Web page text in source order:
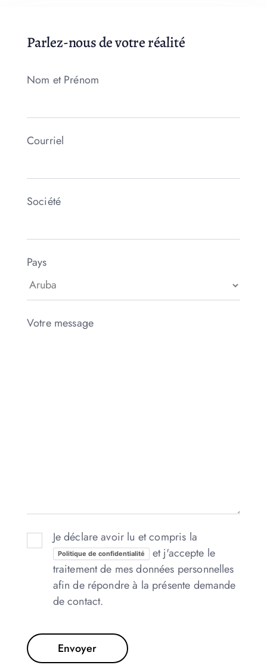
Parlez-nous de votre réalité
Nom et Prénom
Courriel
Société
Pays
Votre message
Je déclare avoir lu et compris la
Politique de confidentialité
et j'accepte le
traitement de mes données personnelles
afin de répondre à la présente demande
de contact.